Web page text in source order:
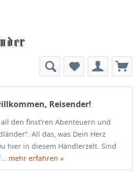
Reisender!
all den finst’ren Abenteuern und
All das, was Dein Herz
hier in diesem Händlerzelt. Sind
mehr erfahren »